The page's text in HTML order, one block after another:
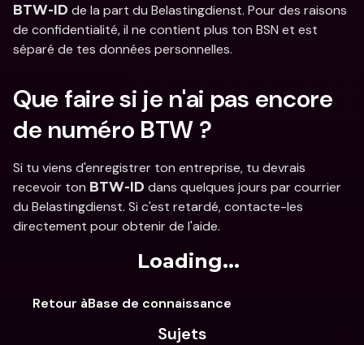
BTW-ID de la part du Belastingdienst. Pour des raisons
de confidentialité, il ne contient plus ton BSN et est
séparé de tes données personnelles.
Que faire si je n'ai pas encore
de numéro BTW ?
Si tu viens d'enregistrer ton entreprise, tu devrais
recevoir ton BTW-ID dans quelques jours par courrier
du Belastingdienst. Si c'est retardé, contacte-les
directement pour obtenir de l'aide.
Loading...
Retour àBase de connaissance
Sujets